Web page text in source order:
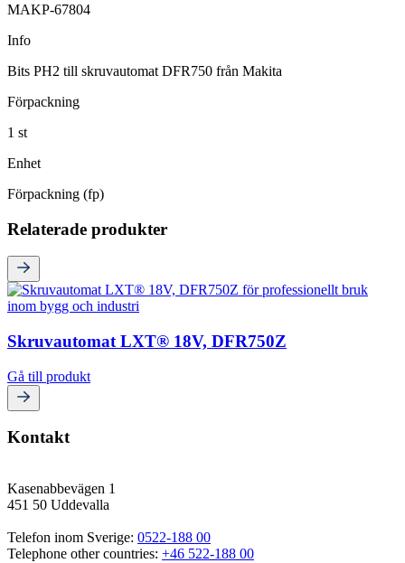
MAKP-67804
Info
Bits PH2 till skruvautomat DFR750 från Makita
Förpackning
1 st
Enhet
Förpackning (fp)
Relaterade produkter
Skruvautomat LXT® 18V, DFR750Z
Gå till produkt
Kontakt
Kasenabbevägen 1
451 50 Uddevalla
Telefon inom Sverige: 0522-188 00
Telephone other countries: +46 522-188 00